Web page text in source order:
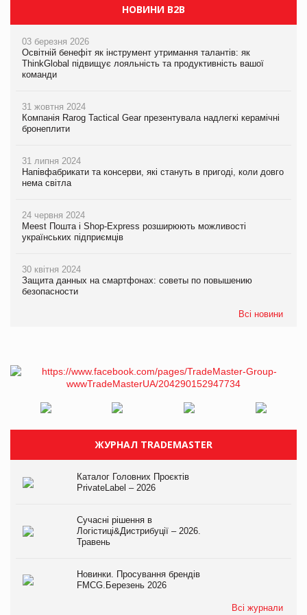
НОВИНИ B2B
03 березня 2026
Освітній бенефіт як інструмент утримання талантів: як
ThinkGlobal підвищує лояльність та продуктивність вашої
команди
31 жовтня 2024
Компанія Rarog Tactical Gear презентувала надлегкі керамічні
бронеплити
31 липня 2024
Напівфабрикати та консерви, які стануть в пригоді, коли довго
нема світла
24 червня 2024
Meest Пошта і Shop-Express розширюють можливості
українських підприємців
30 квітня 2024
Защита данных на смартфонах: советы по повышению
безопасности
Всі новини
ЖУРНАЛ TRADEMASTER
Каталог Головних Проєктів
PrivateLabel – 2026
Сучасні рішення в
Логістиці&Дистрибуції – 2026.
Травень
Новинки. Просування брендів
FMCG.Березень 2026
Всі журнали